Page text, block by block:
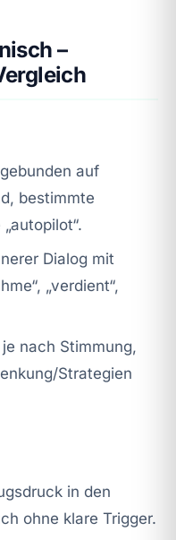
–
auf
bestimmte
Dialog mit
„verdient“,
nach Stimmung,
Strategien
in den
ohne klare Trigger.